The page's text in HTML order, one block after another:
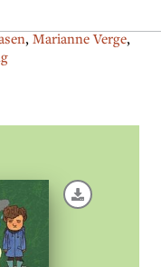
, Marianne Verge,